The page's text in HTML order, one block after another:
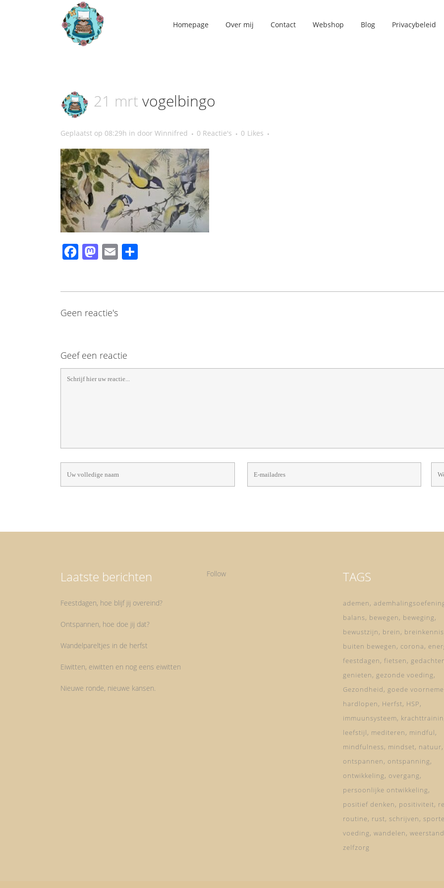
Homepage Over mij Contact Webshop Blog Privacybeleid
21 mrt vogelbingo
Geplaatst op 08:29h in door Winnifred 0 Reactie's 0 Likes
Facebook
Mastodon
Email
Geen reactie's
Geef een reactie
Laatste berichten
Feestdagen, hoe blijf jij overeind?
Ontspannen, hoe doe jij dat?
Wandelpareltjes in de herfst
Eiwitten, eiwitten en nog eens eiwitten
Nieuwe ronde, nieuwe kansen.
Follow TAGS
ademen
balans bewegen
beweging
bewustzijn
brein
breinkennis
buiten bewegen
corona
feestdagen fietsen
genieten
gezonde voeding
Gezondheid
goede
hardlopen
Herfst HSP
immuunsysteem
leefstijl
mediteren
mindful
mindfulness mindset natuur
ontspannen
ontspanning
ontwikkeling
overgang
persoonlijke ontwikkeling
positief denken
positiviteit
routine rust schrijven
voeding wandelen weerstand
zelfzorg